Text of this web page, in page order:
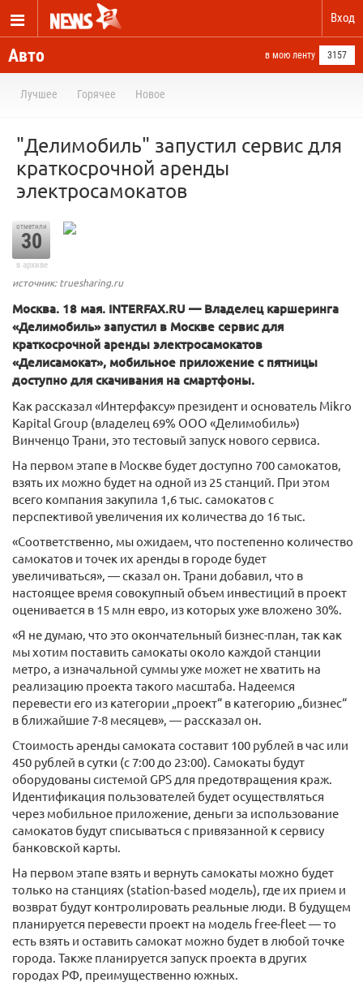
Вход
Авто в мою ленту 3157
Лучшее Горячее Новое
"Делимобиль" запустил сервис для
краткосрочной аренды
электросамокатов
отметили
30
в архиве
источник: truesharing.ru
Москва. 18 мая. INTERFAX.RU — Владелец каршеринга
«Делимобиль» запустил в Москве сервис для
краткосрочной аренды электросамокатов
«Делисамокат», мобильное приложение с пятницы
доступно для скачивания на смартфоны.
Как рассказал «Интерфаксу» президент и основатель Mikro
Kapital Group (владелец 69% ООО «Делимобиль»)
Винченцо Трани, это тестовый запуск нового сервиса.
На первом этапе в Москве будет доступно 700 самокатов,
взять их можно будет на одной из 25 станций. При этом
всего компания закупила 1,6 тыс. самокатов с
перспективой увеличения их количества до 16 тыс.
«Соответственно, мы ожидаем, что постепенно количество
самокатов и точек их аренды в городе будет
увеличиваться», — сказал он. Трани добавил, что в
настоящее время совокупный объем инвестиций в проект
оценивается в 15 млн евро, из которых уже вложено 30%.
«Я не думаю, что это окончательный бизнес-план, так как
мы хотим поставить самокаты около каждой станции
метро, а изначальной суммы уже может не хватить на
реализацию проекта такого масштаба. Надеемся
перевести его из категории „проект“ в категорию „бизнес“
в ближайшие 7-8 месяцев», — рассказал он.
Стоимость аренды самоката составит 100 рублей в час или
450 рублей в сутки (с 7:00 до 23:00). Самокаты будут
оборудованы системой GPS для предотвращения краж.
Идентификация пользователей будет осуществляться
через мобильное приложение, деньги за использование
самокатов будут списываться с привязанной к сервису
банковской карты.
На первом этапе взять и вернуть самокаты можно будет
только на станциях (station-based модель), где их прием и
возврат будут контролировать реальные люди. В будущем
планируется перевести проект на модель free-fleet — то
есть взять и оставить самокат можно будет в любой точке
города. Также планируется запуск проекта в других
городах РФ, преимущественно южных.